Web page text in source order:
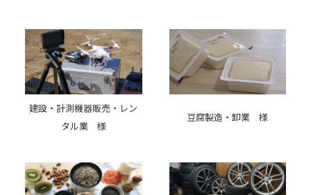
建設・計測機器販売・レン
タル業 様
豆腐製造・卸業 様